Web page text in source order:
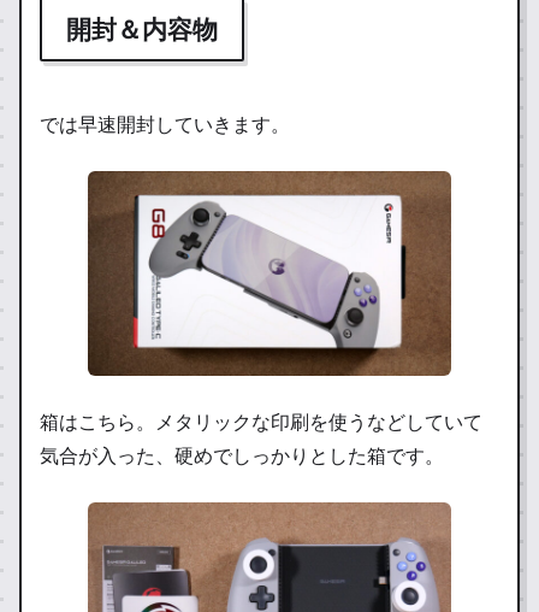
開封＆内容物
では早速開封していきます。
箱はこちら。メタリックな印刷を使うなどしていて
気合が入った、硬めでしっかりとした箱です。